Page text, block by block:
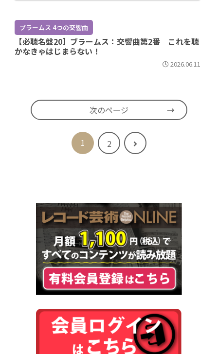
ブラームス 4つの交響曲
【必聴名盤20】ブラームス：交響曲第2番 これを聴
かなきゃはじまらない！
2026.06.11
次のページ
1 2
次